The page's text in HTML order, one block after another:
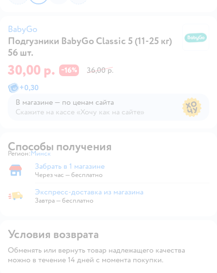
BabyGo
Подгузники BabyGo Classic 5 (11-25 кг)
56 шт.
30,00 р. −16%
36,00 р.
+0,30
В магазине — по ценам сайта
Скажите на кассе «Хочу как на сайте»
Способы получения
Регион: Выбор адреса доставки.
Минск
Забрать в магазине
Забрать в 1 магазине
Через час — бесплатно
Экспресс-доставка из магазина
Экспресс-доставка из магазина
Завтра—бесплатно
Условия возврата
Обменять или вернуть товар надлежащего качества
можно в течение 14 дней с момента покупки.